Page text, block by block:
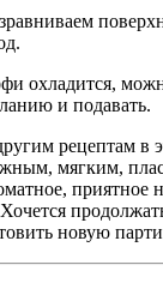
охладится,
и подавать.
рецептам в
мягким,
приятное
новую